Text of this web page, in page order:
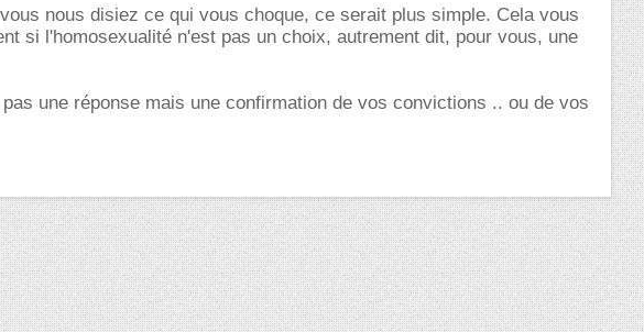
nous disiez ce qui vous choque, ce serait plus simple. Cela vous
si l'homosexualité n'est pas un choix, autrement dit, pour vous, une
une réponse mais une confirmation de vos convictions .. ou de vos